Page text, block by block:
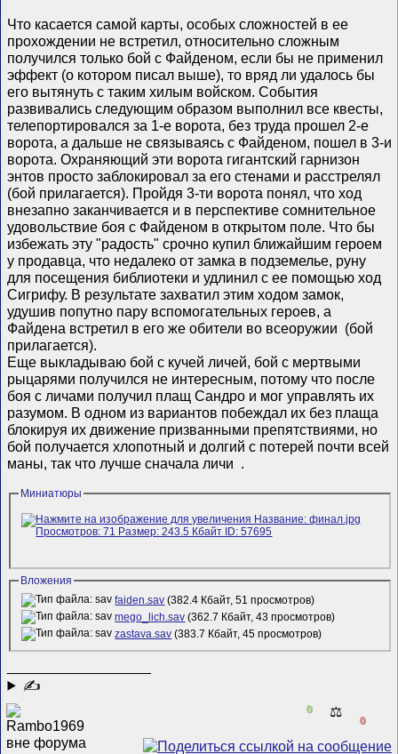
Что касается самой карты, особых сложностей в ее
прохождении не встретил, относительно сложным
получился только бой с Файденом, если бы не применил
эффект (о котором писал выше), то вряд ли удалось бы
его вытянуть с таким хилым войском. События
развивались следующим образом выполнил все квесты,
телепортировался за 1-е ворота, без труда прошел 2-е
ворота, а дальше не связываясь с Файденом, пошел в 3-и
ворота. Охраняющий эти ворота гигантский гарнизон
энтов просто заблокировал за его стенами и расстрелял
(бой прилагается). Пройдя 3-ти ворота понял, что ход
внезапно заканчивается и в перспективе сомнительное
удовольствие боя с Файденом в открытом поле. Что бы
избежать эту "радость" срочно купил ближайшим героем
у продавца, что недалеко от замка в подземелье, руну
для посещения библиотеки и удлинил с ее помощью ход
Сигрифу. В результате захватил этим ходом замок,
удушив попутно пару вспомогательных героев, а
Файдена встретил в его же обители во всеоружии (бой
прилагается).
Еще выкладываю бой с кучей личей, бой с мертвыми
рыцарями получился не интересным, потому что после
боя с личами получил плащ Сандро и мог управлять их
разумом. В одном из вариантов побеждал их без плаща
блокируя их движение призванными препятствиями, но
бой получается хлопотный и долгий с потерей почти всей
маны, так что лучше сначала личи .
Миниатюры
Вложения
faiden.sav (382.4 Кбайт, 51 просмотров)
mego_lich.sav (362.7 Кбайт, 43 просмотров)
zastava.sav (383.7 Кбайт, 45 просмотров)
✍
0 ⚖️
0